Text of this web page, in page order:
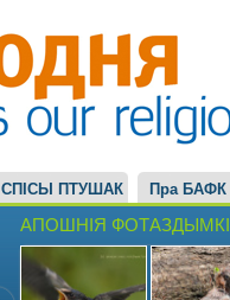
СПІСЫ ПТУШАК Пра БАФК
АПОШНІЯ ФОТАЗДЫМКІ